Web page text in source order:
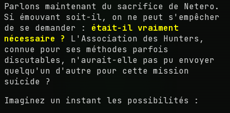
Parlons maintenant du sacrifice de Netero.
Si émouvant soit-il, on ne peut s'empêcher
de se demander : était-il vraiment
nécessaire ?
L'Association des Hunters,
connue pour ses méthodes parfois
discutables, n'aurait-elle pas pu envoyer
quelqu'un d'autre pour cette mission
suicide ?
Imaginez un instant les possibilités :